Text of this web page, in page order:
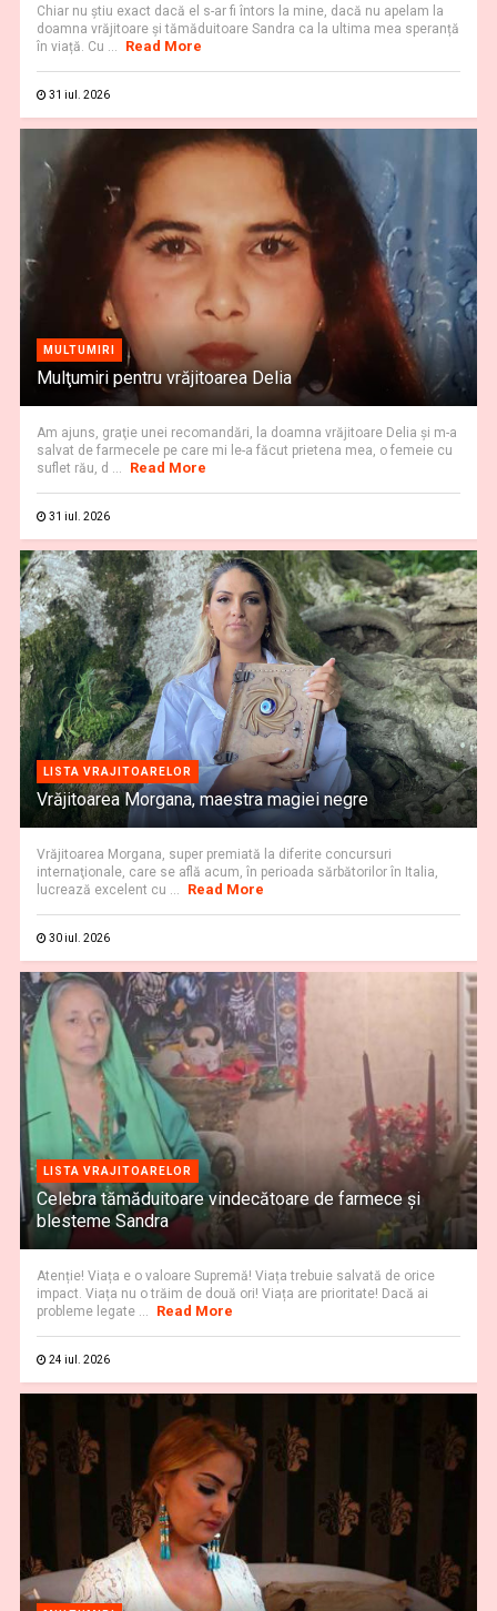
Chiar nu știu exact dacă el s-ar fi întors la mine, dacă nu apelam la
doamna vrăjitoare și tămăduitoare Sandra ca la ultima mea speranță
în viață. Cu ...
Read More
31 iul. 2026
MULTUMIRI
Mulţumiri pentru vrăjitoarea Delia
Am ajuns, graţie unei recomandări, la doamna vrăjitoare Delia şi m-a
salvat de farmecele pe care mi le-a făcut prietena mea, o femeie cu
suflet rău, d ...
Read More
31 iul. 2026
LISTA VRAJITOARELOR
Vrăjitoarea Morgana, maestra magiei negre
Vrăjitoarea Morgana, super premiată la diferite concursuri
internaţionale, care se află acum, în perioada sărbătorilor în Italia,
lucrează excelent cu ...
Read More
30 iul. 2026
LISTA VRAJITOARELOR
Celebra tămăduitoare vindecătoare de farmece și
blesteme Sandra
Atenție! Viața e o valoare Supremă! Viața trebuie salvată de orice
impact. Viața nu o trăim de două ori! Viața are prioritate! Dacă ai
probleme legate ...
Read More
24 iul. 2026